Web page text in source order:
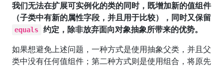
我们无法在扩展可实例化的类的同时，既增加新的值组件
（子类中有新的属性字段，并且用于比较），同时又保留
equals
约定，除非放弃面向对象抽象所带来的优势。
如果想避免上述问题，一种方式是使用抽象父类，并且父
类中没有任何值组件；第二种方式则是使用组合，将原先